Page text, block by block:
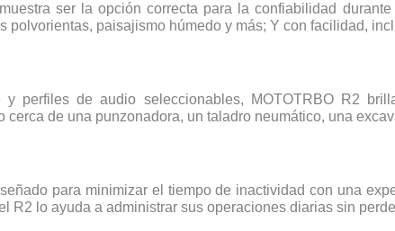
ser la opción correcta para la confiabilidad
polvorientas, paisajismo húmedo y más; Y con facilidad,
perfiles de audio seleccionables, MOTOTRBO R2
de una punzonadora, un taladro neumático, una
para minimizar el tiempo de inactividad con una
R2 lo ayuda a administrar sus operaciones diarias sin